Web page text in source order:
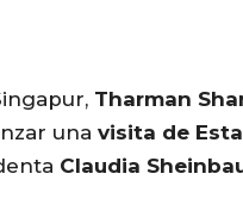
Tharman
una visita de
Claudia